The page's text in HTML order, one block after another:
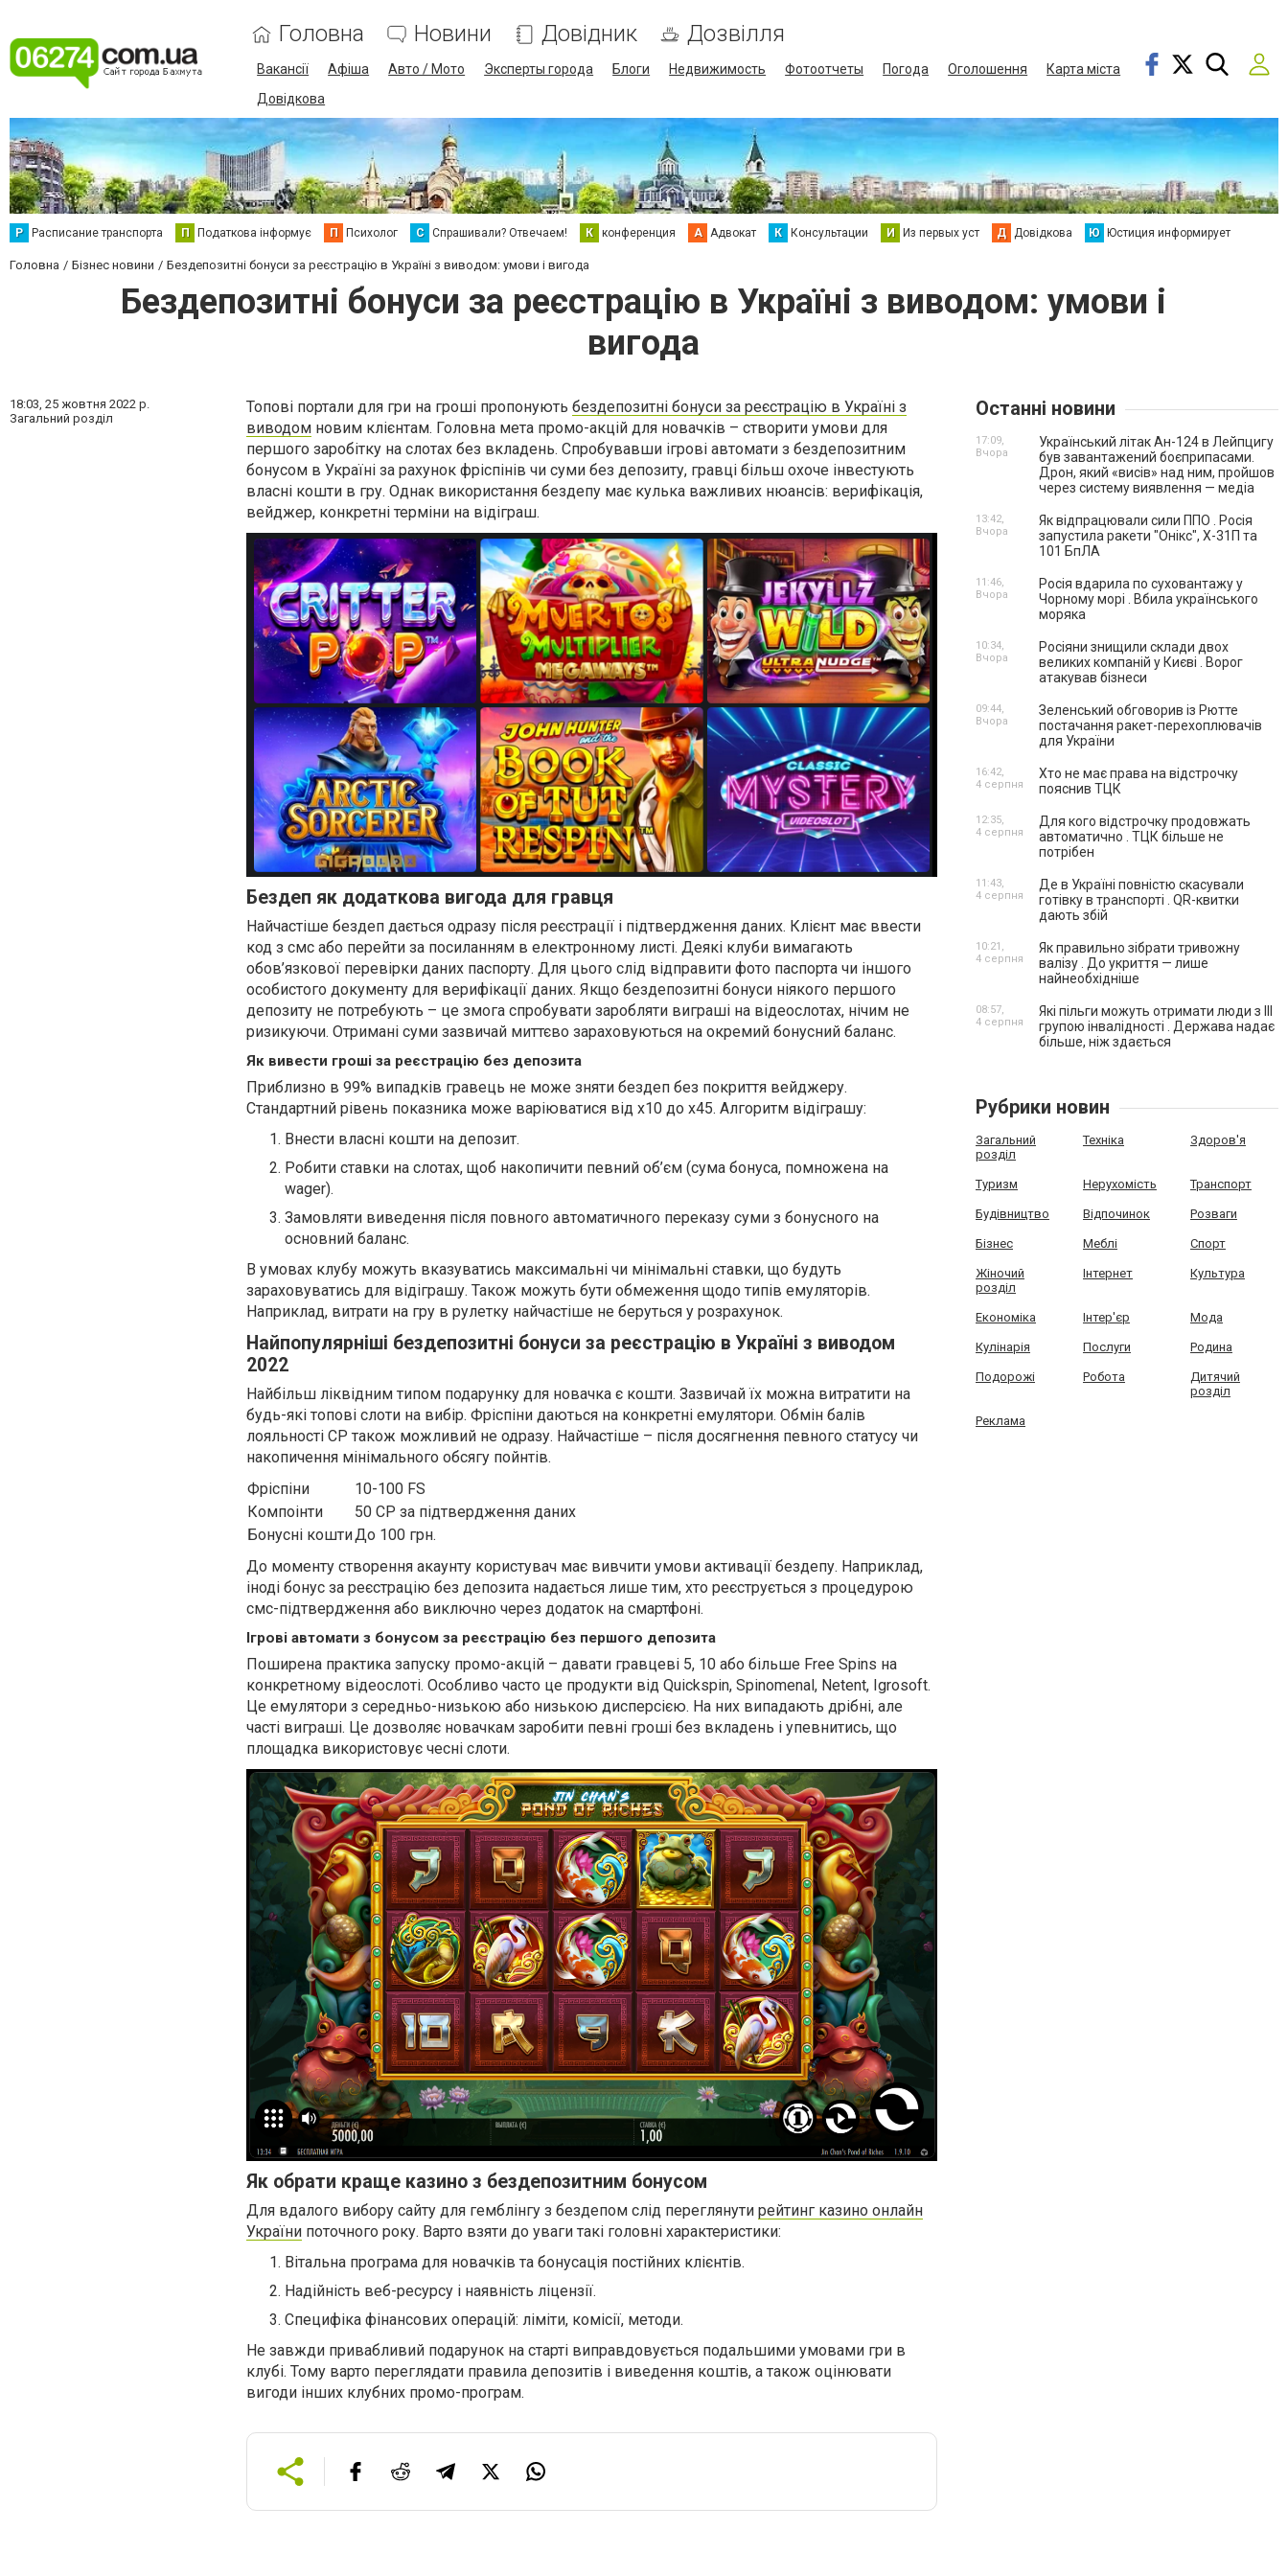
Головна Новини Довідник Дозвілля
Вакансії Афіша Авто / Мото Эксперты города Блоги Недвижимость Фотоотчеты Погода Оголошення
Карта міста
Довідкова
Р Расписание транспорта П Податкова інформує П Психолог С Спрашивали? Отвечаем! К конференция А Адвокат К Консультации И Из первых уст Д Довідкова Ю Юстиция информирует
Головна Бізнес новини Бездепозитні бонуси за реєстрацію в Україні з виводом: умови і вигода
Бездепозитні бонуси за реєстрацію в Україні з виводом: умови і
вигода
18:03, 25 жовтня 2022 р.
Загальний розділ
Топові портали для гри на гроші пропонують бездепозитні бонуси за реєстрацію в Україні з
виводом новим клієнтам. Головна мета промо-акцій для новачків – створити умови для
першого заробітку на слотах без вкладень. Спробувавши ігрові автомати з бездепозитним
бонусом в Україні за рахунок фріспінів чи суми без депозиту, гравці більш охоче інвестують
власні кошти в гру. Однак використання бездепу має кулька важливих нюансів: верифікація,
вейджер, конкретні терміни на відіграш.
Бездеп як додаткова вигода для гравця
Найчастіше бездеп дається одразу після реєстрації і підтвердження даних. Клієнт має ввести
код з смс або перейти за посиланням в електронному листі. Деякі клуби вимагають
обов’язкової перевірки даних паспорту. Для цього слід відправити фото паспорта чи іншого
особистого документу для верифікації даних. Якщо бездепозитні бонуси ніякого першого
депозиту не потребують – це змога спробувати заробляти виграші на відеослотах, нічим не
ризикуючи. Отримані суми зазвичай миттєво зараховуються на окремий бонусний баланс.
Як вивести гроші за реєстрацію без депозита
Приблизно в 99% випадків гравець не може зняти бездеп без покриття вейджеру.
Стандартний рівень показника може варіюватися від х10 до х45. Алгоритм відіграшу:
Внести власні кошти на депозит.
Робити ставки на слотах, щоб накопичити певний об’єм (сума бонуса, помножена на
wager).
Замовляти виведення після повного автоматичного переказу суми з бонусного на
основний баланс.
В умовах клубу можуть вказуватись максимальні чи мінімальні ставки, що будуть
зараховуватись для відіграшу. Також можуть бути обмеження щодо типів емуляторів.
Наприклад, витрати на гру в рулетку найчастіше не беруться у розрахунок.
Найпопулярніші бездепозитні бонуси за реєстрацію в Україні з виводом
2022
Найбільш ліквідним типом подарунку для новачка є кошти. Зазвичай їх можна витратити на
будь-які топові слоти на вибір. Фріспіни даються на конкретні емулятори. Обмін балів
лояльності CP також можливий не одразу. Найчастіше – після досягнення певного статусу чи
накопичення мінімального обсягу пойнтів.
Фріспіни
10-100 FS
Компоінти
50 CP за підтвердження даних
Бонусні коштиДо 100 грн.
До моменту створення акаунту користувач має вивчити умови активації бездепу. Наприклад,
іноді бонус за реєстрацію без депозита надається лише тим, хто реєструється з процедурою
смс-підтвердження або виключно через додаток на смартфоні.
Ігрові автомати з бонусом за реєстрацію без першого депозита
Поширена практика запуску промо-акцій – давати гравцеві 5, 10 або більше Free Spins на
конкретному відеослоті. Особливо часто це продукти від Quickspin, Spinomenal, Netent, Igrosoft.
Це емулятори з середньо-низькою або низькою дисперсією. На них випадають дрібні, але
часті виграші. Це дозволяє новачкам заробити певні гроші без вкладень і упевнитись, що
площадка використовує чесні слоти.
Як обрати краще казино з бездепозитним бонусом
Для вдалого вибору сайту для гемблінгу з бездепом слід переглянути рейтинг казино онлайн
України поточного року. Варто взяти до уваги такі головні характеристики:
Вітальна програма для новачків та бонусація постійних клієнтів.
Надійність веб-ресурсу і наявність ліцензії.
Специфіка фінансових операцій: ліміти, комісії, методи.
Не завжди привабливий подарунок на старті виправдовується подальшими умовами гри в
клубі. Тому варто переглядати правила депозитів і виведення коштів, а також оцінювати
вигоди інших клубних промо-програм.
Останні новини
Український літак Ан-124 в Лейпцигу
був завантажений боєприпасами.
Дрон, який «висів» над ним, пройшов
через систему виявлення — медіа
17:09,
Вчора
Як відпрацювали сили ППО . Росія
запустила ракети "Онікс", Х-31П та
101 БпЛА
13:42,
Вчора
Росія вдарила по суховантажу у
Чорному морі . Вбила українського
моряка
11:46,
Вчора
Росіяни знищили склади двох
великих компаній у Києві . Ворог
атакував бізнеси
10:34,
Вчора
Зеленський обговорив із Рютте
постачання ракет-перехоплювачів
для України
09:44,
Вчора
Хто не має права на відстрочку
пояснив ТЦК
16:42,
4 серпня
Для кого відстрочку продовжать
автоматично . ТЦК більше не
потрібен
12:35,
4 серпня
Де в Україні повністю скасували
готівку в транспорті . QR-квитки
дають збій
11:43,
4 серпня
Як правильно зібрати тривожну
валізу . До укриття — лише
найнеобхідніше
10:21,
4 серпня
Які пільги можуть отримати люди з III
групою інвалідності . Держава надає
більше, ніж здається
08:57,
4 серпня
Рубрики новин
Загальний
розділ
Техніка Здоров'я
Туризм Нерухомість Транспорт
Будівництво Відпочинок Розваги
Бізнес Меблі Спорт
Жіночий
розділ
Інтернет Культура
Економіка Інтер'єр Мода
Кулінарія Послуги Родина
Подорожі Робота
Дитячий
розділ
Реклама